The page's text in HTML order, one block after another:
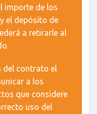
importe de los
el depósito de
a retirarle al
del contrato el
a los
que considere
uso del